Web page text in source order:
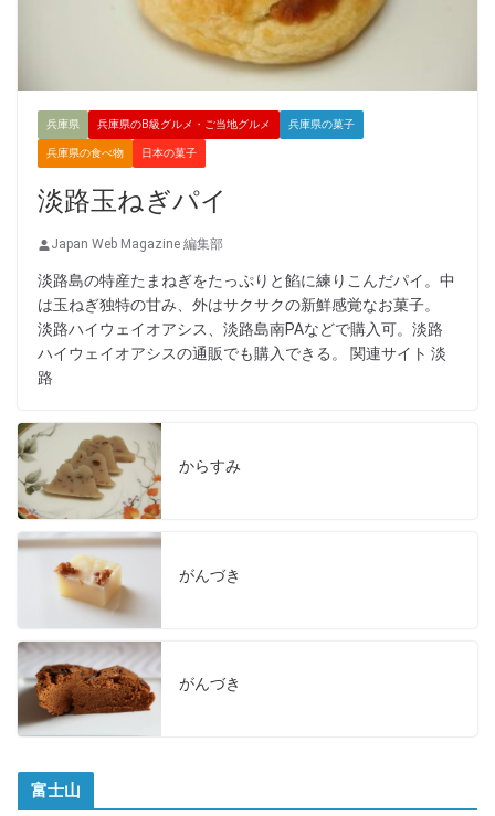
兵庫県 兵庫県のB級グルメ・ご当地グルメ 兵庫県の菓子
兵庫県の食べ物 日本の菓子
淡路玉ねぎパイ
Japan Web Magazine 編集部
淡路島の特産たまねぎをたっぷりと餡に練りこんだパイ。中
は玉ねぎ独特の甘み、外はサクサクの新鮮感覚なお菓子。
淡路ハイウェイオアシス、淡路島南PAなどで購入可。淡路
ハイウェイオアシスの通販でも購入できる。 関連サイト 淡
路
からすみ
がんづき
がんづき
富士山